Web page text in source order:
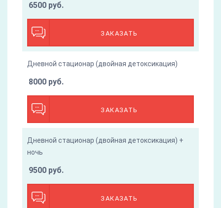
ЗАКАЗАТЬ
6500 руб.
Дневной стационар (двойная детоксикация)
ЗАКАЗАТЬ
8000 руб.
Дневной стационар (двойная детоксикация) +
ночь
ЗАКАЗАТЬ
9500 руб.